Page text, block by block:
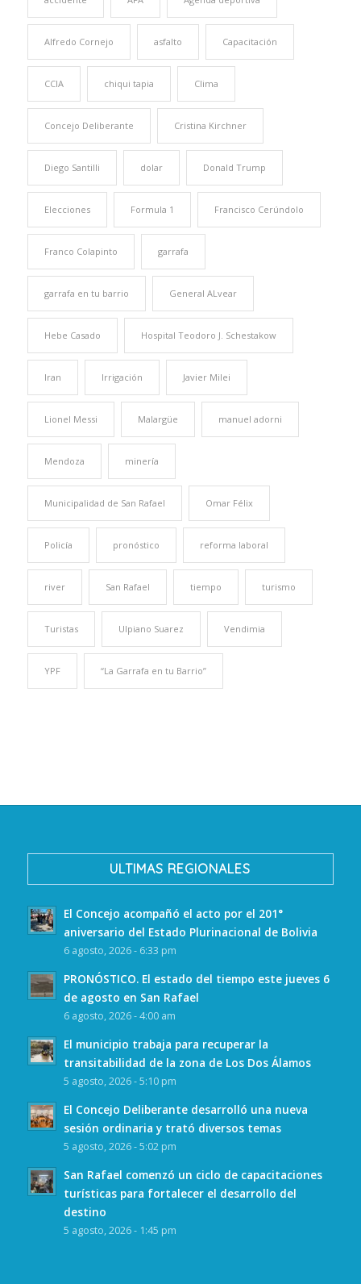
Alfredo Cornejo asfalto Capacitación
CCIA chiqui tapia Clima
Concejo Deliberante Cristina Kirchner
Diego Santilli dolar Donald Trump
Elecciones Formula 1 Francisco Cerúndolo
Franco Colapinto garrafa
garrafa en tu barrio General ALvear
Hebe Casado Hospital Teodoro J. Schestakow
Iran Irrigación Javier Milei
Lionel Messi Malargüe manuel adorni
Mendoza minería
Municipalidad de San Rafael Omar Félix
Policía pronóstico reforma laboral
river San Rafael tiempo turismo
Turistas Ulpiano Suarez Vendimia
YPF “La Garrafa en tu Barrio”
ULTIMAS REGIONALES
El Concejo acompañó el acto por el 201°
aniversario del Estado Plurinacional de Bolivia
6 agosto, 2026 - 6:33 pm
PRONÓSTICO. El estado del tiempo este jueves 6
de agosto en San Rafael
6 agosto, 2026 - 4:00 am
El municipio trabaja para recuperar la
transitabilidad de la zona de Los Dos Álamos
5 agosto, 2026 - 5:10 pm
El Concejo Deliberante desarrolló una nueva
sesión ordinaria y trató diversos temas
5 agosto, 2026 - 5:02 pm
San Rafael comenzó un ciclo de capacitaciones
turísticas para fortalecer el desarrollo del
destino
5 agosto, 2026 - 1:45 pm